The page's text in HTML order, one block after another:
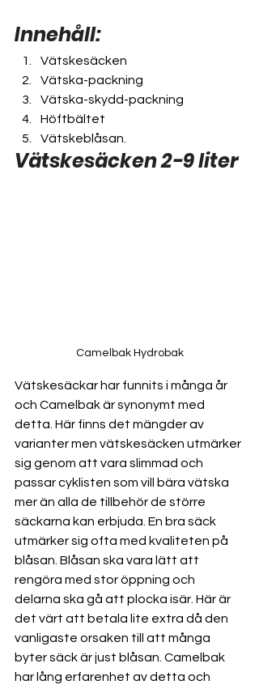
Innehåll:
Vätskesäcken
Vätska-packning
Vätska-skydd-packning
Höftbältet
Vätskeblåsan.
Vätskesäcken 2-9 liter
Camelbak Hydrobak
Vätskesäckar har funnits i många år
och Camelbak är synonymt med
detta. Här finns det mängder av
varianter men vätskesäcken utmärker
sig genom att vara slimmad och
passar cyklisten som vill bära vätska
mer än alla de tillbehör de större
säckarna kan erbjuda. En bra säck
utmärker sig ofta med kvaliteten på
blåsan. Blåsan ska vara lätt att
rengöra med stor öppning och
delarna ska gå att plocka isär. Här är
det värt att betala lite extra då den
vanligaste orsaken till att många
byter säck är just blåsan. Camelbak
har lång erfarenhet av detta och